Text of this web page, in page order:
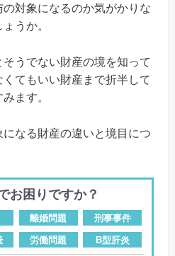
対象になるのか気がかりな
うか。
うでない財産の境を知って
てもいい財産まで折半して
ます。
なる財産の違いと境目につ
お困りですか？
離婚問題 刑事事件
労働問題 B型肝炎